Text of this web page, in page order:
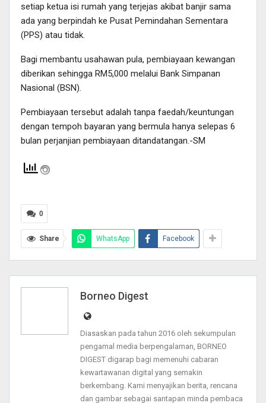
setiap ketua isi rumah yang terjejas akibat banjir sama
ada yang berpindah ke Pusat Pemindahan Sementara
(PPS) atau tidak.
Bagi membantu usahawan pula, pembiayaan kewangan
diberikan sehingga RM5,000 melalui Bank Simpanan
Nasional (BSN).
Pembiayaan tersebut adalah tanpa faedah/keuntungan
dengan tempoh bayaran yang bermula hanya selepas 6
bulan perjanjian pembiayaan ditandatangan.-SM
0
Share WhatsApp Facebook
Borneo Digest
Diasaskan pada tahun 2016 oleh sekumpulan
pengamal media berpengalaman, BORNEO
DIGEST digarap bagi memenuhi cabaran
kewartawanan digital yang semakin
berkembang. Kami menyajikan berita, rencana
dan gambar sebagai santapan minda pembaca